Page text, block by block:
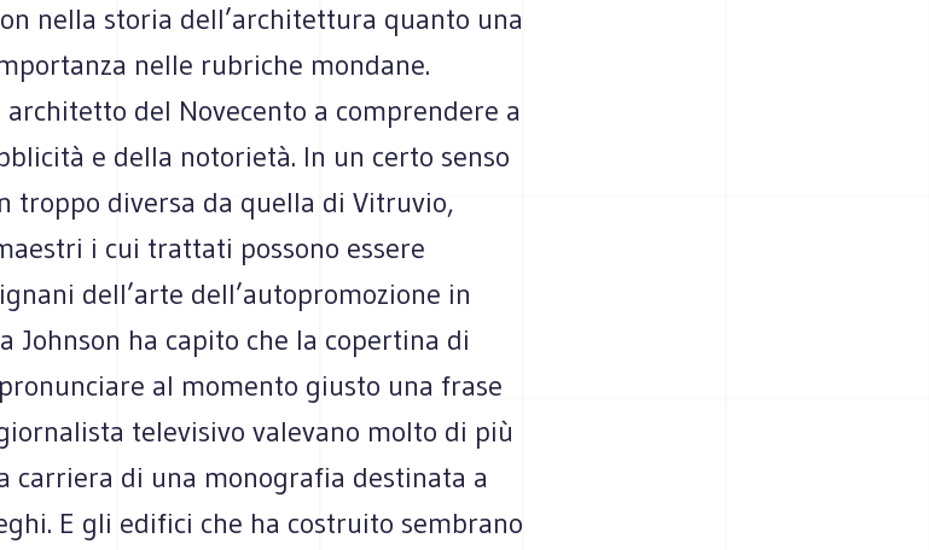
nella storia dell’architettura quanto una
nelle rubriche mondane.
del Novecento a comprendere a
e della notorietà. In un certo senso
troppo diversa da quella di Vitruvio,
i cui trattati possono essere
dell’arte dell’autopromozione in
Johnson ha capito che la copertina di
al momento giusto una frase
televisivo valevano molto di più
carriera di una monografia destinata a
E gli edifici che ha costruito sembrano